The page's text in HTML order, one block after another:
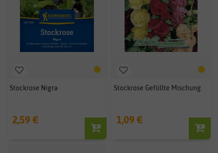
Stockrose Nigra
2,59 €
Stockrose Gefüllte Mischung
1,09 €